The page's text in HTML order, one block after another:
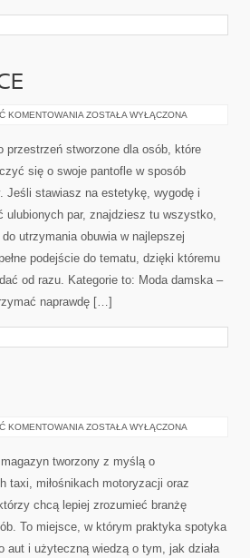
KOMENTOWANIA BUTY
SZTUCE
ZOSTAŁA WYŁĄCZONA
przestrzeń stworzone dla osób, które
się o swoje pantofle w sposób
Jeśli stawiasz na estetykę, wygodę i
ulubionych par, znajdziesz tu wszystko,
utrzymania obuwia w najlepszej
podejście do tematu, dzięki któremu
od razu. Kategorie to: Moda damska –
naprawdę […]
KOMENTOWANIA HISTORIA
ZOSTAŁA WYŁĄCZONA
tworzony z myślą o
taxi, miłośnikach motoryzacji oraz
chcą lepiej zrozumieć branżę
To miejsce, w którym praktyka spotyka
aut i użyteczną wiedzą o tym, jak działa